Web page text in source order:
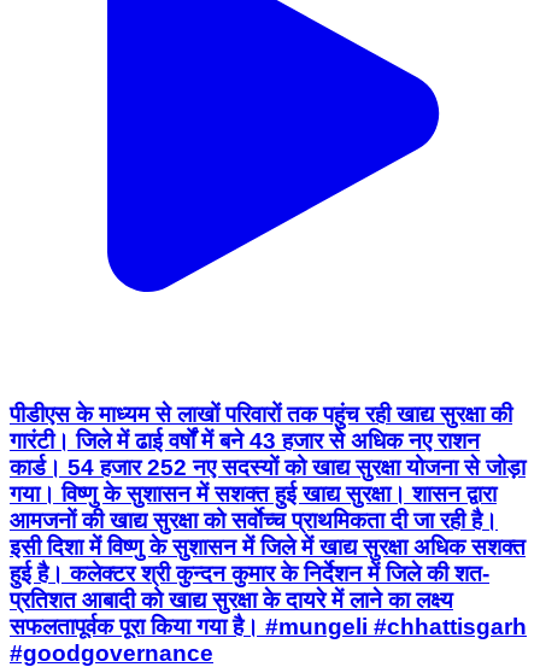
पीडीएस के माध्यम से लाखों परिवारों तक पहुंच रही खाद्य सुरक्षा की
गारंटी। जिले में ढाई वर्षों में बने 43 हजार से अधिक नए राशन
कार्ड। 54 हजार 252 नए सदस्यों को खाद्य सुरक्षा योजना से जोड़ा
गया। विष्णु के सुशासन में सशक्त हुई खाद्य सुरक्षा। शासन द्वारा
आमजनों की खाद्य सुरक्षा को सर्वाेच्च प्राथमिकता दी जा रही है।
इसी दिशा में विष्णु के सुशासन में जिले में खाद्य सुरक्षा अधिक सशक्त
हुई है। कलेक्टर श्री कुन्दन कुमार के निर्देशन में जिले की शत-
प्रतिशत आबादी को खाद्य सुरक्षा के दायरे में लाने का लक्ष्य
सफलतापूर्वक पूरा किया गया है। #mungeli #chhattisgarh
#goodgovernance